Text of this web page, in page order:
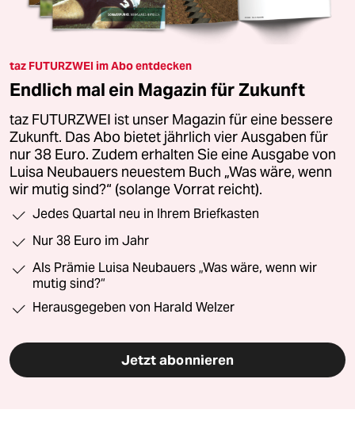
taz FUTURZWEI im Abo entdecken
Endlich mal ein Magazin für Zukunft
taz FUTURZWEI ist unser Magazin für eine bessere
Zukunft. Das Abo bietet jährlich vier Ausgaben für
nur 38 Euro. Zudem erhalten Sie eine Ausgabe von
Luisa Neubauers neuestem Buch „Was wäre, wenn
wir mutig sind?“ (solange Vorrat reicht).
Jedes Quartal neu in Ihrem Briefkasten
Nur 38 Euro im Jahr
Als Prämie Luisa Neubauers „Was wäre, wenn wir
mutig sind?“
Herausgegeben von Harald Welzer
Jetzt abonnieren